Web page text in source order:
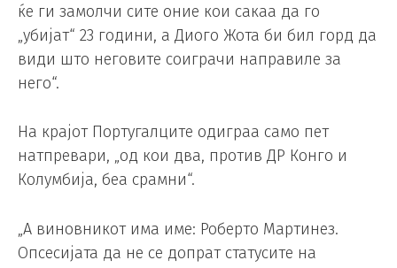
ќе ги замолчи сите оние кои сакаа да го
„убијат“ 23 години, а Диого Жота би бил горд да
види што неговите соиграчи направиле за
него“.
На крајот Португалците одиграа само пет
натпревари, „од кои два, против ДР Конго и
Колумбија, беа срамни“.
„А виновникот има име: Роберто Мартинез.
Опсесијата да не се допрат статусите на